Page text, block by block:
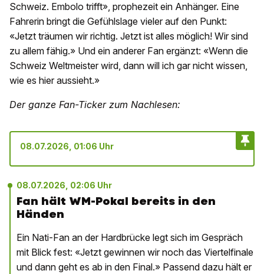
Schweiz. Embolo trifft», prophezeit ein Anhänger. Eine
Fahrerin bringt die Gefühlslage vieler auf den Punkt:
«Jetzt träumen wir richtig. Jetzt ist alles möglich! Wir sind
zu allem fähig.» Und ein anderer Fan ergänzt: «Wenn die
Schweiz Weltmeister wird, dann will ich gar nicht wissen,
wie es hier aussieht.»
Der ganze Fan-Ticker zum Nachlesen:
08.07.2026, 01:06 Uhr
08.07.2026, 02:06 Uhr
Fan hält WM-Pokal bereits in den
Händen
Ein Nati-Fan an der Hardbrücke legt sich im Gespräch
mit Blick fest: «Jetzt gewinnen wir noch das Viertelfinale
und dann geht es ab in den Final.» Passend dazu hält er